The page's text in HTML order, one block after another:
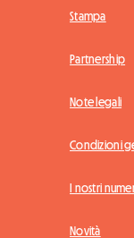
Stampa
Partnership
Note legali
Condizioni
I nostri
Novità